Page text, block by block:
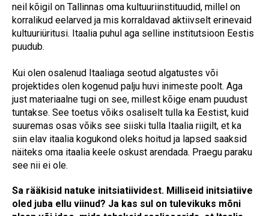
neil kõigil on Tallinnas oma kultuuriinstituudid, millel on
korralikud eelarved ja mis korraldavad aktiivselt erinevaid
kultuuriüritusi. Itaalia puhul aga selline institutsioon Eestis
puudub.
Kui olen osalenud Itaaliaga seotud algatustes või
projektides olen kogenud palju huvi inimeste poolt. Aga
just materiaalne tugi on see, millest kõige enam puudust
tuntakse. See toetus võiks osaliselt tulla ka Eestist, kuid
suuremas osas võiks see siiski tulla Itaalia riigilt, et ka
siin elav itaalia kogukond oleks hoitud ja lapsed saaksid
näiteks oma itaalia keele oskust arendada. Praegu paraku
see nii ei ole.
Sa rääkisid natuke initsiatiividest. Milliseid initsiatiive
oled juba ellu viinud? Ja kas sul on tulevikuks mõni